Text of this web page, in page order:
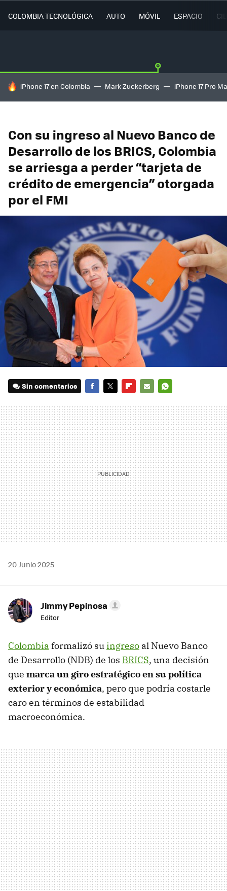
COLOMBIA TECNOLÓGICA AUTO MÓVIL ESPACIO
HOY SE HABLA DE
iPhone 17 en Colombia Mark Zuckerberg iPhone 17 Pro
Con su ingreso al Nuevo Banco de
Desarrollo de los BRICS, Colombia
se arriesga a perder “tarjeta de
crédito de emergencia” otorgada
por el FMI
Sin comentarios
MAIL
20 Junio 2025
Jimmy Pepinosa
Editor
Colombia formalizó suingreso al Nuevo Banco
de Desarrollo (NDB) de los BRICS, una decisión
que marca un giro estratégico en su política
exterior y económica, pero que podría costarle
caro en términos de estabilidad
macroeconómica.